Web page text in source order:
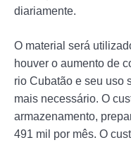
diariamente.
O material será
houver o aumento de
rio Cubatão e seu uso
mais necessário. O
armazenamento,
491 mil por mês. O